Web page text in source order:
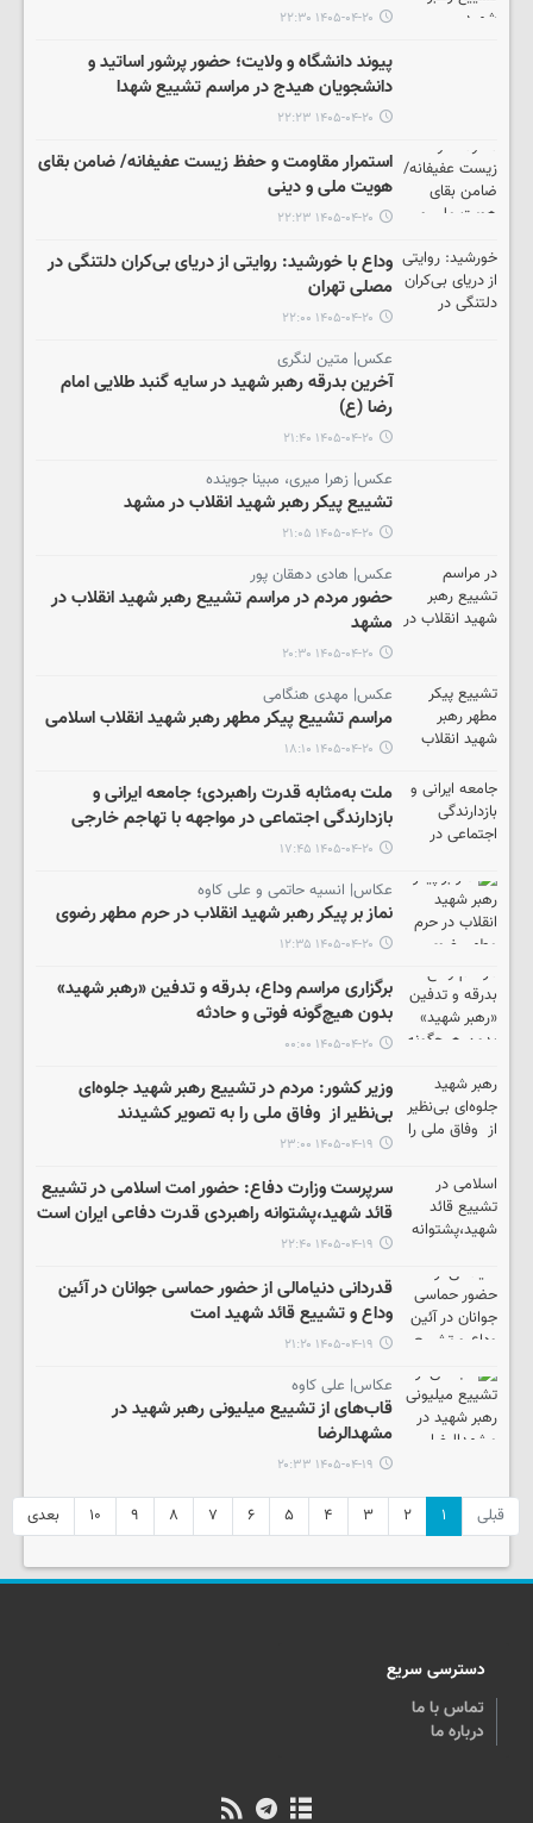
۱۴۰۵-۰۴-۲۰ ۲۲:۳۰
پیوند دانشگاه و ولایت؛ حضور پرشور اساتید و
دانشجویان هیدج در مراسم تشییع شهدا
۱۴۰۵-۰۴-۲۰ ۲۲:۲۳
استمرار مقاومت و حفظ زیست عفیفانه/ ضامن بقای
هویت ملی و دینی
۱۴۰۵-۰۴-۲۰ ۲۲:۲۳
وداع با خورشید: روایتی از دریای بی‌کران دلتنگی در
مصلی تهران
۱۴۰۵-۰۴-۲۰ ۲۲:۰۰
عکس| متین لنگری
آخرین بدرقه رهبر شهید در سایه گنبد طلایی امام
رضا (ع)
۱۴۰۵-۰۴-۲۰ ۲۱:۴۰
عکس| زهرا میری، مبینا جوینده
تشییع پیکر رهبر شهید انقلاب در مشهد
۱۴۰۵-۰۴-۲۰ ۲۱:۰۵
عکس| هادی دهقان پور
حضور مردم در مراسم تشییع رهبر شهید انقلاب در
مشهد
۱۴۰۵-۰۴-۲۰ ۲۰:۳۰
عکس| مهدی هنگامی
مراسم تشییع پیکر مطهر رهبر شهید انقلاب اسلامی
۱۴۰۵-۰۴-۲۰ ۱۸:۱۰
ملت به‌مثابه قدرت راهبردی؛ جامعه ایرانی و
بازدارندگی اجتماعی در مواجهه با تهاجم خارجی
۱۴۰۵-۰۴-۲۰ ۱۷:۴۵
عکاس| انسیه حاتمی و علی کاوه
نماز بر پیکر رهبر شهید انقلاب در حرم مطهر رضوی
۱۴۰۵-۰۴-۲۰ ۱۲:۳۵
برگزاری مراسم وداع، بدرقه و تدفین «رهبر شهید»
بدون هیچ‌گونه فوتی و حادثه
۱۴۰۵-۰۴-۲۰ ۰۰:۰۰
وزیر کشور: مردم در تشییع رهبر شهید جلوه‌ای
بی‌نظیر از وفاق ملی را به تصویر کشیدند
۱۴۰۵-۰۴-۱۹ ۲۳:۰۰
سرپرست وزارت دفاع: حضور امت اسلامی در تشییع
قائد شهید،پشتوانه راهبردی قدرت دفاعی ایران است
۱۴۰۵-۰۴-۱۹ ۲۲:۴۰
قدردانی دنیامالی از حضور حماسی جوانان در آئین
وداع و تشییع قائد شهید امت
۱۴۰۵-۰۴-۱۹ ۲۱:۲۰
عکاس| علی کاوه
قاب‌های از تشییع میلیونی رهبر شهید در
مشهدالرضا
۱۴۰۵-۰۴-۱۹ ۲۰:۳۳
قبلی ۱ ۲ ۳ ۴ ۵ ۶ ۷ ۸ ۹ ۱۰ بعدی
دسترسی سریع
تماس با ما
درباره ما